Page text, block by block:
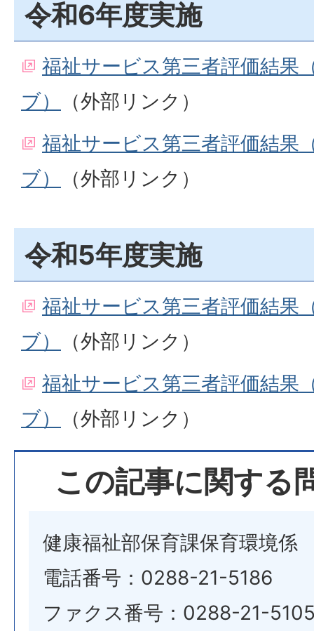
令和6年度実施
福祉サービス第三者評価結果
ブ）
（外部リンク）
福祉サービス第三者評価結果
ブ）
（外部リンク）
令和5年度実施
福祉サービス第三者評価結果
ブ）
（外部リンク）
福祉サービス第三者評価結果
ブ）
（外部リンク）
この記事に関する
健康福祉部保育課保育環境係
電話番号：0288-21-5186
ファクス番号：0288-21-